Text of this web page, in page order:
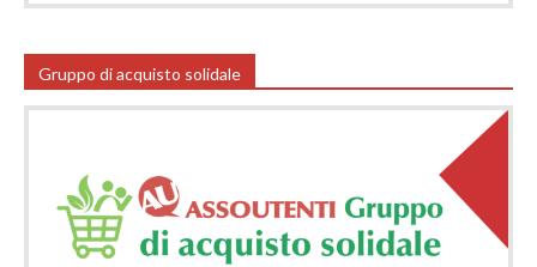
Gruppo di acquisto solidale